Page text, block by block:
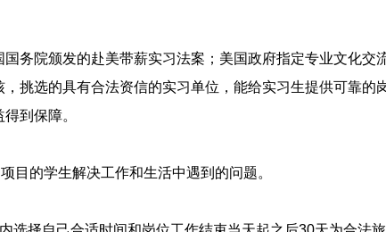
务院颁发的赴美带薪实习法案；美国政府指定专业文化交
挑选的具有合法资信的实习单位，能给实习生提供可靠的
到保障。
目的学生解决工作和生活中遇到的问题。